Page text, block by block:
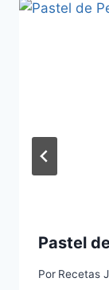
Pastel
Por Recetas